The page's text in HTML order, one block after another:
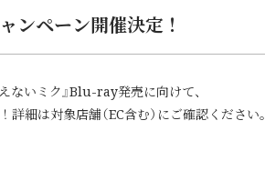
ンペーン開催決定！
いミク』Blu-ray発売に向けて、
細は対象店舗（EC含む）にご確認ください。